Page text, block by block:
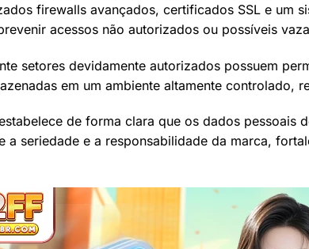
firewalls avançados, certificados SSL e um
acessos não autorizados ou possíveis
setores devidamente autorizados possuem
em um ambiente altamente
de forma clara que os dados
a seriedade e a responsabilidade da marca,